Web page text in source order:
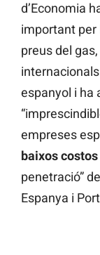
d’Economia
important per
preus del
espanyol i ha
empreses
baixos
penetració”
Espanya i